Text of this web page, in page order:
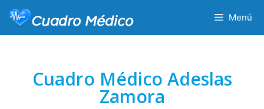
Menú
Cuadro Médico Adeslas
Zamora